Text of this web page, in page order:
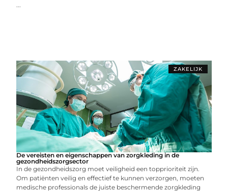
...
ZAKELIJK
De vereisten en eigenschappen van zorgkleding in de
gezondheidszorgsector
In de gezondheidszorg moet veiligheid een topprioriteit zijn.
Om patiënten veilig en effectief te kunnen verzorgen, moeten
medische professionals de juiste beschermende zorgkleding